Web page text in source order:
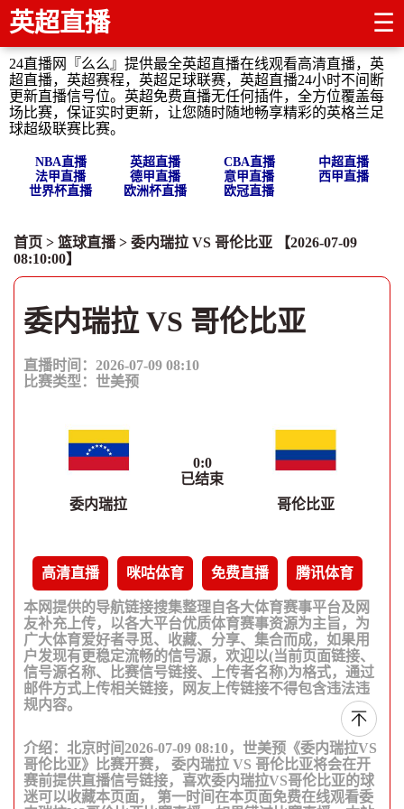
英超直播 ☰
24直播网『么么』提供最全英超直播在线观看高清直播，英
超直播，英超赛程，英超足球联赛，英超直播24小时不间断
更新直播信号位。英超免费直播无任何插件，全方位覆盖每
场比赛，保证实时更新，让您随时随地畅享精彩的英格兰足
球超级联赛比赛。
NBA直播 英超直播 CBA直播
中超直播
法甲直播
德甲直播 意甲直播
西甲直播
世界杯直播
欧洲杯直播 欧冠直播
首页 > 篮球直播> 委内瑞拉 VS 哥伦比亚 【2026-07-09
08:10:00】
委内瑞拉 VS 哥伦比亚
直播时间：2026-07-09 08:10
比赛类型： 世美预
委内瑞拉
0:0
已结束
哥伦比亚
高清直播 咪咕体育 免费直播 腾讯体育
本网提供的导航链接搜集整理自各大体育赛事平台及网
友补充上传，以各大平台优质体育赛事资源为主旨，为
广大体育爱好者寻觅、收藏、分享、集合而成，如果用
户发现有更稳定流畅的信号源，欢迎以(当前页面链接、
信号源名称、比赛信号链接、上传者名称)为格式，通过
邮件方式上传相关链接，网友上传链接不得包含违法违
规内容。
介绍：北京时间2026-07-09 08:10，世美预《委内瑞拉VS
哥伦比亚》比赛开赛， 委内瑞拉 VS 哥伦比亚将会在开
赛前提供直播信号链接，喜欢委内瑞拉VS哥伦比亚的球
迷可以收藏本页面， 第一时间在本页面免费在线观看委